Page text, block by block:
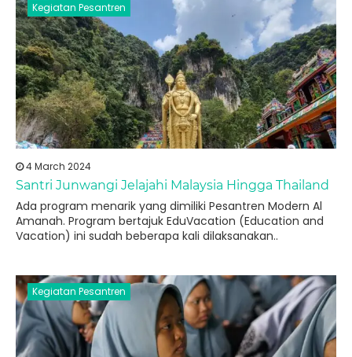
Kegiatan Pesantren
4 March 2024
Santri Junwangi Jelajahi Malaysia Hingga Thailand
Ada program menarik yang dimiliki Pesantren Modern Al
Amanah. Program bertajuk EduVacation (Education and
Vacation) ini sudah beberapa kali dilaksanakan..
Kegiatan Pesantren